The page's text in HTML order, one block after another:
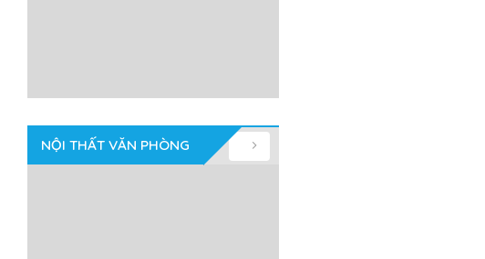
NỘI THẤT VĂN PHÒNG